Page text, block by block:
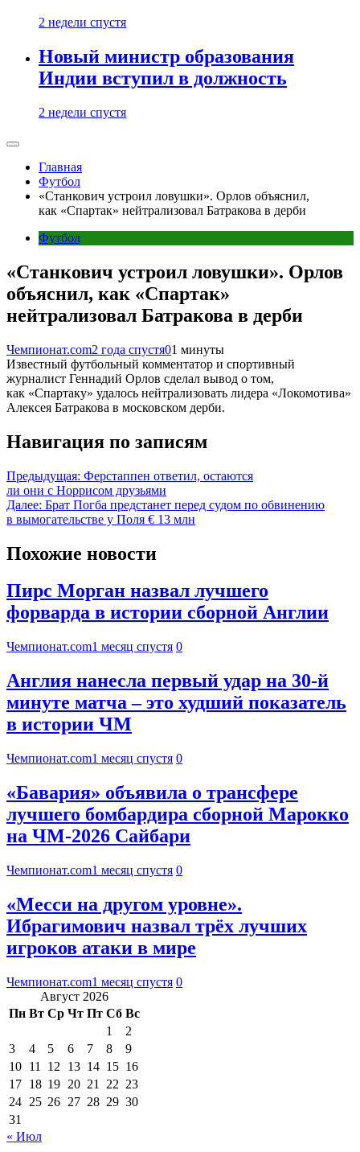
2 недели спустя
Новый министр образования
Индии вступил в должность
2 недели спустя
Главная
Футбол
«Станкович устроил ловушки». Орлов объяснил,
как «Спартак» нейтрализовал Батракова в дерби
Футбол
«Станкович устроил ловушки». Орлов
объяснил, как «Спартак»
нейтрализовал Батракова в дерби
Чемпионат.com2 года спустя01 минуты
Известный футбольный комментатор и спортивный
журналист Геннадий Орлов сделал вывод о том,
как «Спартаку» удалось нейтрализовать лидера «Локомотива»
Алексея Батракова в московском дерби.
Навигация по записям
Предыдущая: Ферстаппен ответил, остаются
ли они с Норрисом друзьями
Далее: Брат Погба предстанет перед судом по обвинению
в вымогательстве у Поля € 13 млн
Похожие новости
Пирс Морган назвал лучшего
форварда в истории сборной Англии
Чемпионат.com1 месяц спустя 0
Англия нанесла первый удар на 30-й
минуте матча – это худший показатель
в истории ЧМ
Чемпионат.com1 месяц спустя 0
«Бавария» объявила о трансфере
лучшего бомбардира сборной Марокко
на ЧМ-2026 Сайбари
Чемпионат.com1 месяц спустя 0
«Месси на другом уровне».
Ибрагимович назвал трёх лучших
игроков атаки в мире
Чемпионат.com1 месяц спустя 0
Август 2026
Пн Вт Ср Чт Пт Сб Вс
1
2
3
4 5 6 7 8
9
10 11 12 13 14 15 16
17 18 19 20 21 22 23
24 25 26 27 28 29 30
31
« Июл